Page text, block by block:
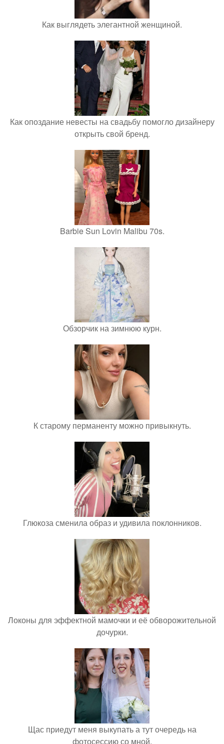
Как выглядеть элегантной женщиной.
Как опоздание невесты на свадьбу помогло дизайнеру
открыть свой бренд.
Barbie Sun Lovin Malibu 70s.
Обзорчик на зимнюю курн.
К старому перманенту можно привыкнуть.
Глюкоза сменила образ и удивила поклонников.
Локоны для эффектной мамочки и её обворожительной
дочурки.
Щас приедут меня выкупать а тут очередь на
фотосессию со мной.